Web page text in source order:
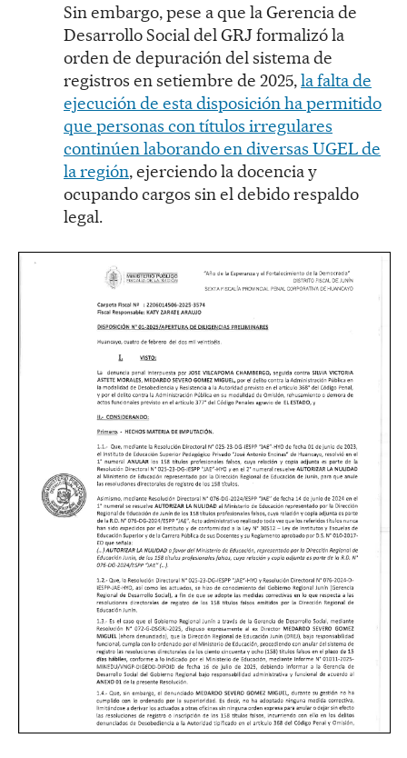
Sin embargo, pese a que la Gerencia de
Desarrollo Social del GRJ formalizó la
orden de depuración del sistema de
registros en setiembre de 2025,la falta de
ejecución de esta disposición ha permitido
que personas con títulos irregulares
continúen laborando en diversas UGEL de
la región, ejerciendo la docencia y
ocupando cargos sin el debido respaldo
legal.